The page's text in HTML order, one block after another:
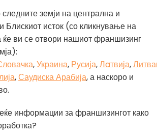
земји на централна и
Блискиот исток (со кликнување на
ќе ви се отвори нашиот франшизинг
,Украина, Русија,Лaтвија,
,Саудиска Арабија, а наскоро и
информации за франшизингот како